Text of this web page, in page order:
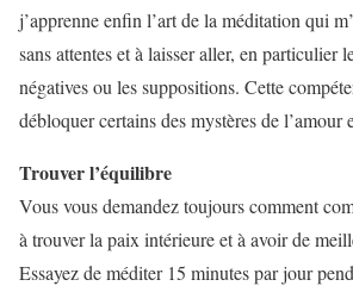
j’apprenne enfin l’art de la méditation qui
sans attentes et à laisser aller, en particulier
négatives ou les suppositions. Cette
débloquer certains des mystères de l’amour
Trouver l’équilibre
Vous vous demandez toujours comment
à trouver la paix intérieure et à avoir de
Essayez de méditer 15 minutes par jour